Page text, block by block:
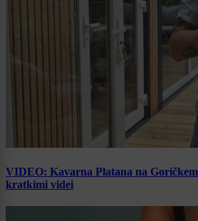
VIDEO: Kavarna Platana na
kratkimi videi